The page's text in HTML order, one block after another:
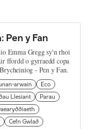
Pen y Fan
Emma Gregg sy'n rhoi
ffordd o gyrraedd copa
- Pen y Fan.
arwain
Eco
Llesiant
Parau
Cefn Gwlad